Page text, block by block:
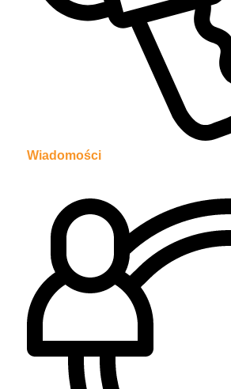
Wiadomości